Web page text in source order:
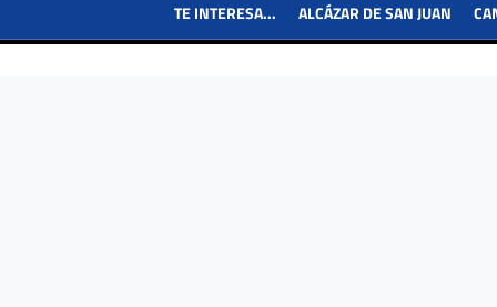
TE INTERESA... ALCÁZAR DE SAN JUAN